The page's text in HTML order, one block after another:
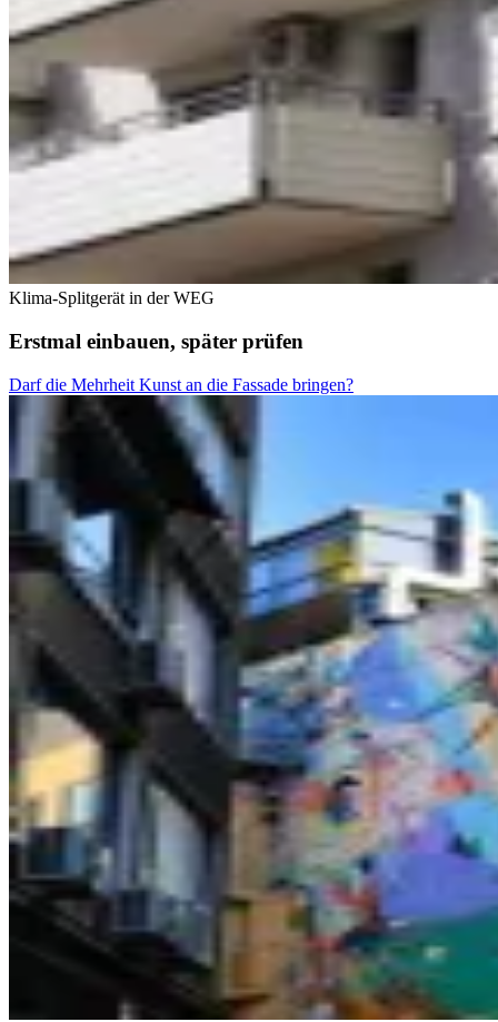
Klima-Splitgerät in der WEG
Erstmal einbauen, später prüfen
Darf die Mehrheit Kunst an die Fassade bringen?